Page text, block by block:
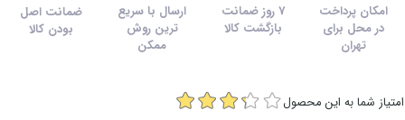
امکان پرداخت
در محل برای
تهران
7 روز ضمانت
بازگشت کالا
ارسال با سریع
ترین روش
ممکن
ضمانت اصل
بودن کالا
امتیاز شما به این محصول